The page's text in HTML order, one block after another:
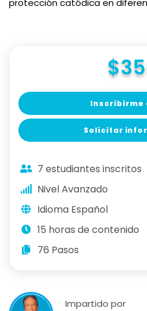
protección catódica en
Inscribirme
Solicitar
7 estudiantes inscritos
Nivel Avanzado
Idioma Español
15 horas de contenido
76 Pasos
Impartido por